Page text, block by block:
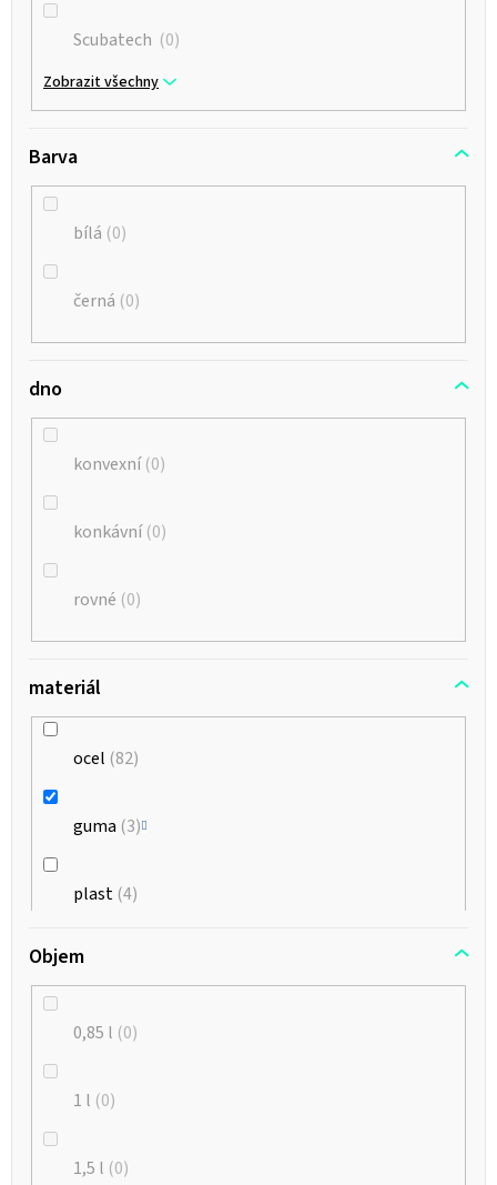
Scubatech 0
Zobrazit všechny
Barva
bílá 0
černá 0
dno
konvexní 0
konkávní 0
rovné 0
materiál
ocel 82
guma 3
plast 4
hliník
Objem
0,85 l 0
1 l 0
1,5 l 0